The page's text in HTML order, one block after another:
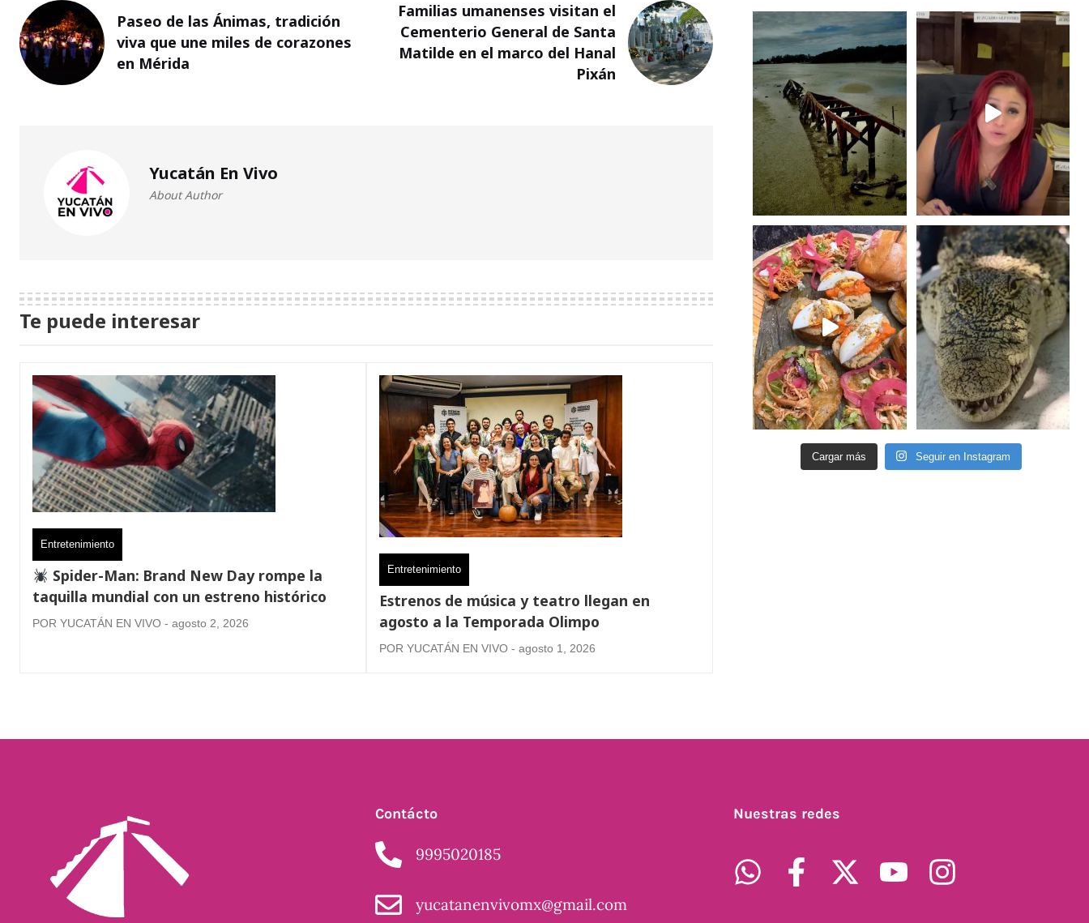
Paseo de las Ánimas, tradición
viva que une miles de corazones
en Mérida
Familias umanenses visitan el
Cementerio General de Santa
Matilde en el marco del Hanal
Pixán
Yucatán En Vivo
About Author
Te puede interesar
Entretenimiento
Spider-Man: Brand New Day rompe la
taquilla mundial con un estreno histórico
POR YUCATÁN EN VIVO - agosto 2, 2026
Entretenimiento
Estrenos de música y teatro llegan en
agosto a la Temporada Olimpo
POR YUCATÁN EN VIVO - agosto 1, 2026
Cargar más Seguir en Instagram
Contácto
9995020185
yucatanenvivomx@gmail.com
Nuestras redes